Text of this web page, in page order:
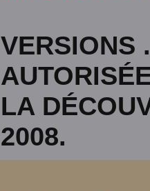
VERSIONS
LA
2008.